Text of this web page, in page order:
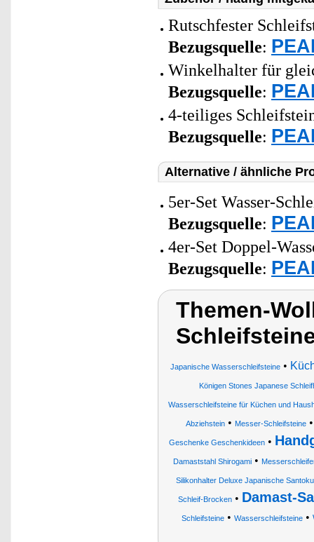
Rutschfester
Bezugsquelle:
Winkelhalter für
Bezugsquelle:
4-teiliges
Bezugsquelle:
Alternative / ähnliche
5er-Set Wasser-
Bezugsquelle:
4er-Set Doppel-
Bezugsquelle:
Themen-
Japanische Wasserschleifsteine •
Königen Stones Japanese
Wasserschleifsteine für Küchen und
Abziehstein• Messer-Schleifsteine
Geschenke Geschenkideen •
Damaststahl Shirogami•
Silikonhalter Deluxe Japanische
Schleif-Brocken • Damast-
Schleifsteine • Wasserschleifsteine •